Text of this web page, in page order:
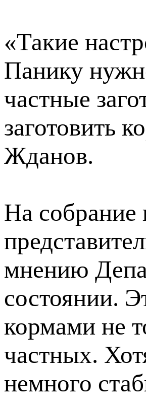
«Такие
Панику
частные
заготовить
Жданов.
На
мнению
состоянии.
кормами не
частных.
немного